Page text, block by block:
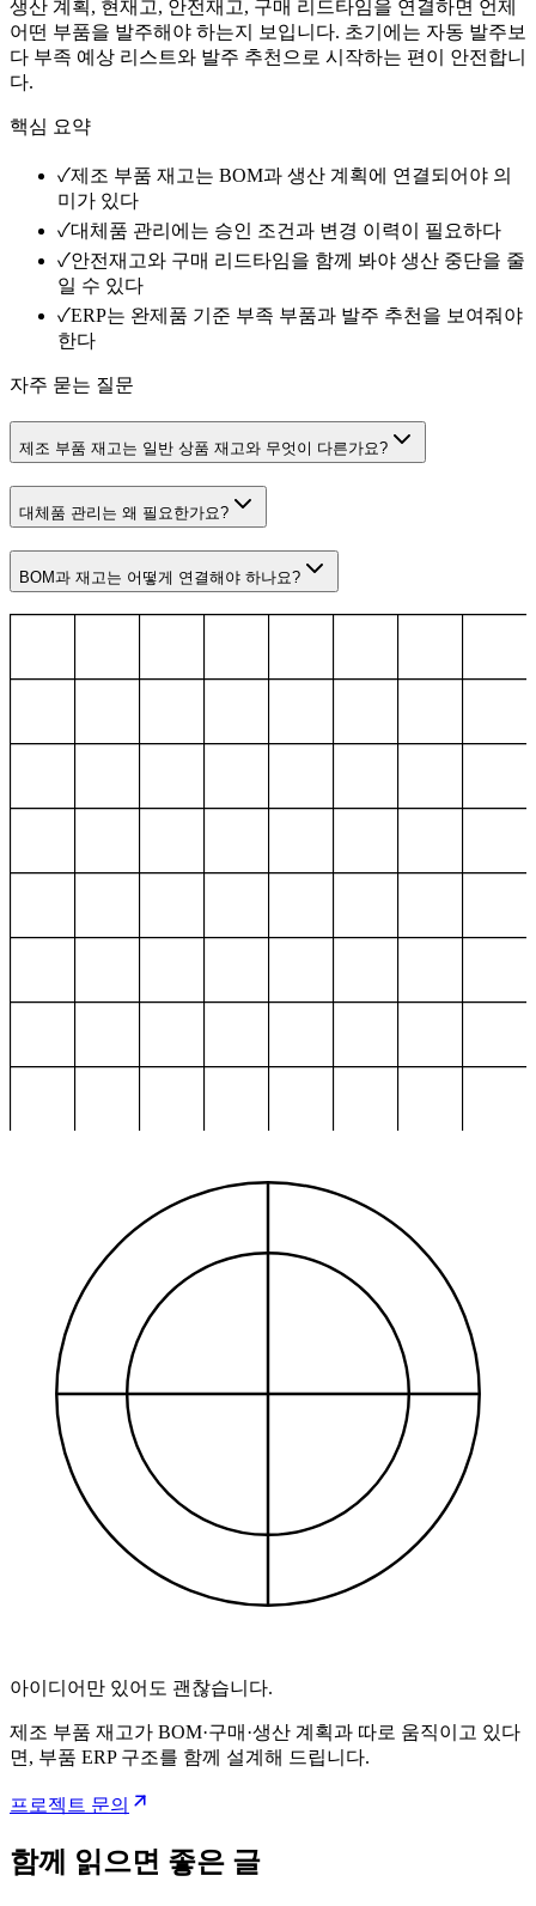
생산 계획, 현재고, 안전재고, 구매 리드타임을 연결하면 언제
어떤 부품을 발주해야 하는지 보입니다. 초기에는 자동 발주보
다 부족 예상 리스트와 발주 추천으로 시작하는 편이 안전합니
다.
핵심 요약
✓제조 부품 재고는 BOM과 생산 계획에 연결되어야 의
미가 있다
✓대체품 관리에는 승인 조건과 변경 이력이 필요하다
✓안전재고와 구매 리드타임을 함께 봐야 생산 중단을 줄
일 수 있다
✓ERP는 완제품 기준 부족 부품과 발주 추천을 보여줘야
한다
자주 묻는 질문
제조 부품 재고는 일반 상품 재고와 무엇이 다른가요?
대체품 관리는 왜 필요한가요?
BOM과 재고는 어떻게 연결해야 하나요?
아이디어만 있어도 괜찮습니다.
제조 부품 재고가 BOM·구매·생산 계획과 따로 움직이고 있다
면, 부품 ERP 구조를 함께 설계해 드립니다.
프로젝트 문의
함께 읽으면 좋은 글